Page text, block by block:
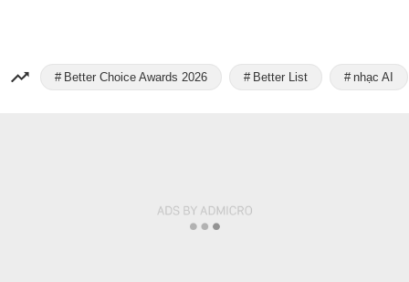
Better Choice Awards 2026 Better List nhạc AI